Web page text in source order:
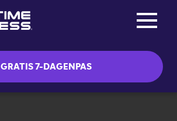
GRATIS 7-DAGENPAS